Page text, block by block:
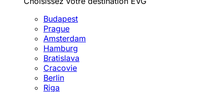
Budapest
Prague
Amsterdam
Hamburg
Bratislava
Cracovie
Berlin
Riga